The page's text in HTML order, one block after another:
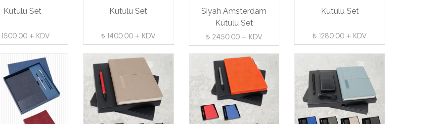
Kutulu Set
+ KDV
Kutulu Set
₺ 1400.00 + KDV
Siyah Amsterdam
Kutulu Set
₺ 2450.00 + KDV
Kutulu Set
₺ 1280.00 + KDV